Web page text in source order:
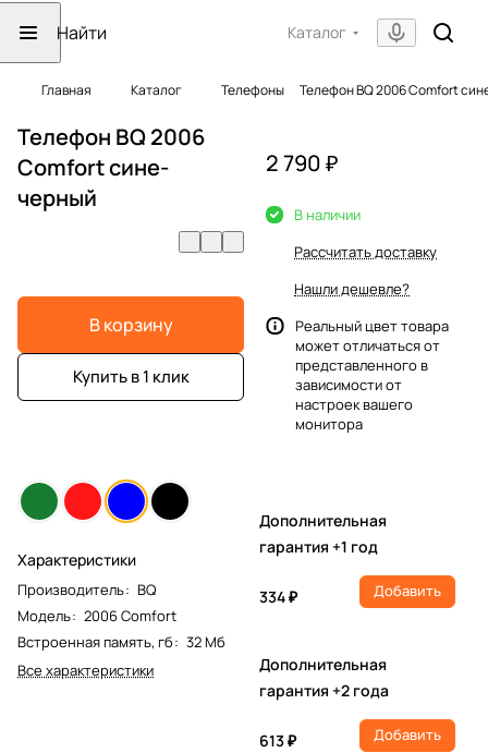
Каталог
Главная Каталог Телефоны Телефон BQ 2006 Comfort
Телефон BQ 2006
Comfort сине-
черный
В корзину
Купить в 1 клик
Характеристики
Производитель: BQ
Модель: 2006 Comfort
Встроенная память, гб: 32 Мб
Все характеристики
2 790 ₽
В наличии
Рассчитать доставку
Нашли дешевле?
Реальный цвет товара
может отличаться от
представленного в
зависимости от
настроек вашего
монитора
Дополнительная
гарантия +1 год
334 ₽ Добавить
Дополнительная
гарантия +2 года
613 ₽ Добавить